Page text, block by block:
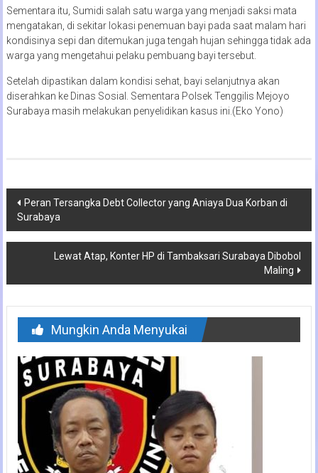
Sementara itu, Sumidi salah satu warga yang menjadi saksi mata
mengatakan, di sekitar lokasi penemuan bayi pada saat malam hari
kondisinya sepi dan ditemukan juga tengah hujan sehingga tidak ada
warga yang mengetahui pelaku pembuang bayi tersebut.
Setelah dipastikan dalam kondisi sehat, bayi selanjutnya akan
diserahkan ke Dinas Sosial. Sementara Polsek Tenggilis Mejoyo
Surabaya masih melakukan penyelidikan kasus ini.(Eko Yono)
Navigasi
pos
Peran Tersangka Debt Collector yang Aniaya Dua Korban di
Surabaya
Lewat Atap, Konter HP di Tambaksari Surabaya Dibobol
Maling
Mungkin Anda Menyukai